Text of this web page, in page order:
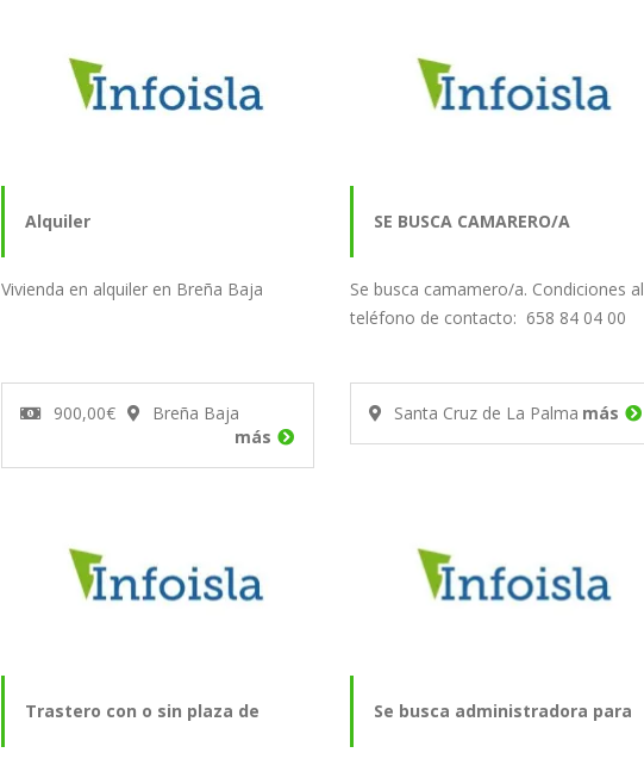
Alquiler
Vivienda en alquiler en Breña Baja
900,00€
Breña Baja
más
SE BUSCA CAMARERO/A
Se busca camamero/a. Condiciones al
teléfono de contacto: 658 84 04 00
Santa Cruz de La Palma más
Trastero con o sin plaza de Se busca administradora para